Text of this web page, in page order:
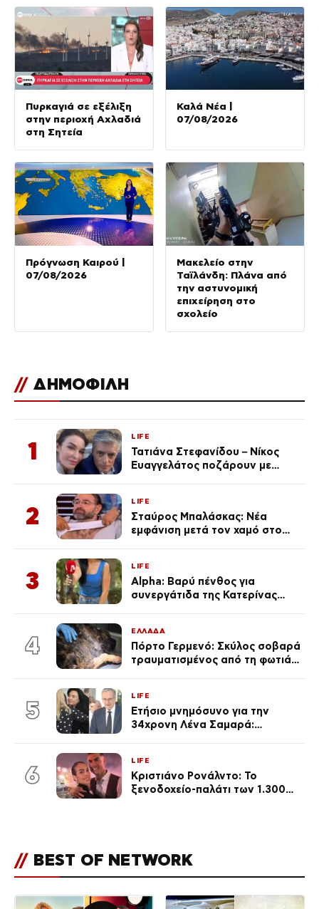
Πυρκαγιά σε εξέλιξη
στην περιοχή Αχλαδιά
στη Σητεία
Καλά Νέα |
07/08/2026
Πρόγνωση Καιρού |
07/08/2026
Μακελείο στην
Ταϊλάνδη: Πλάνα από
την αστυνομική
επιχείρηση στο
σχολείο
// ΔΗΜΟΦΙΛΗ
1
LIFE
Τατιάνα Στεφανίδου – Νίκος
Ευαγγελάτος ποζάρουν με
2
LIFE
Σταύρος Μπαλάσκας: Νέα
εμφάνιση μετά τον χαμό στο
3
LIFE
Alpha: Βαρύ πένθος για
συνεργάτιδα της Κατερίνας
του Θεού»
4
ΕΛΛΑΔΑ
Πόρτο Γερμενό: Σκύλος σοβαρά
τραυματισμένος από τη φωτιά
5
LIFE
Ετήσιο μνημόσυνο για την
34χρονη Λένα Σαμαρά:
6
LIFE
Κριστιάνο Ρονάλντο: Το
ξενοδοχείο-παλάτι των 1.300
// BEST OF NETWORK